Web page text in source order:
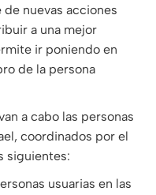
nuevas acciones
a una mejor
ir poniendo en
de la persona
a cabo las personas
coordinados por el
siguientes:
usuarias en las